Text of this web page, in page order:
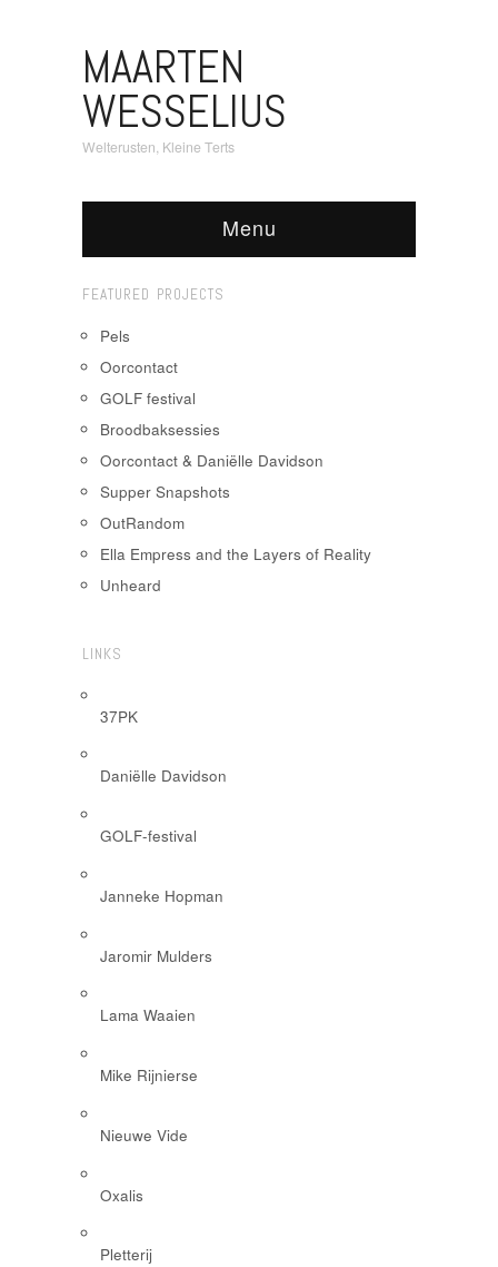
MAARTEN
WESSELIUS
Welterusten, Kleine Terts
Menu
FEATURED PROJECTS
Pels
Oorcontact
GOLF festival
Broodbaksessies
Oorcontact & Daniëlle Davidson
Supper Snapshots
OutRandom
Ella Empress and the Layers of Reality
Unheard
LINKS
37PK
Daniëlle Davidson
GOLF-festival
Janneke Hopman
Jaromir Mulders
Lama Waaien
Mike Rijnierse
Nieuwe Vide
Oxalis
Pletterij